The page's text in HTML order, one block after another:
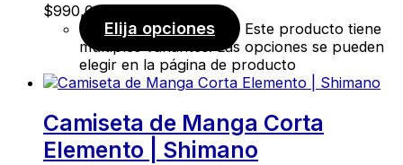
$990,00
Elija opciones
Este producto tiene
múltiples variantes. Las opciones se pueden
elegir en la página de producto
Camiseta de Manga Corta
Elemento | Shimano